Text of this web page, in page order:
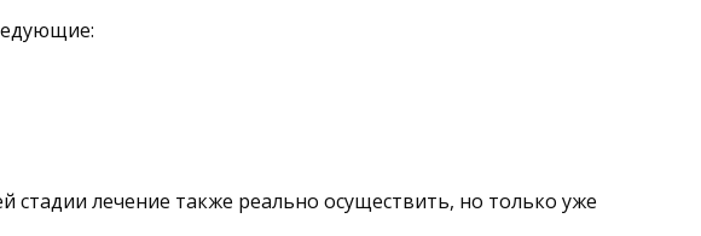
стадии лечение также реально осуществить, но только уже